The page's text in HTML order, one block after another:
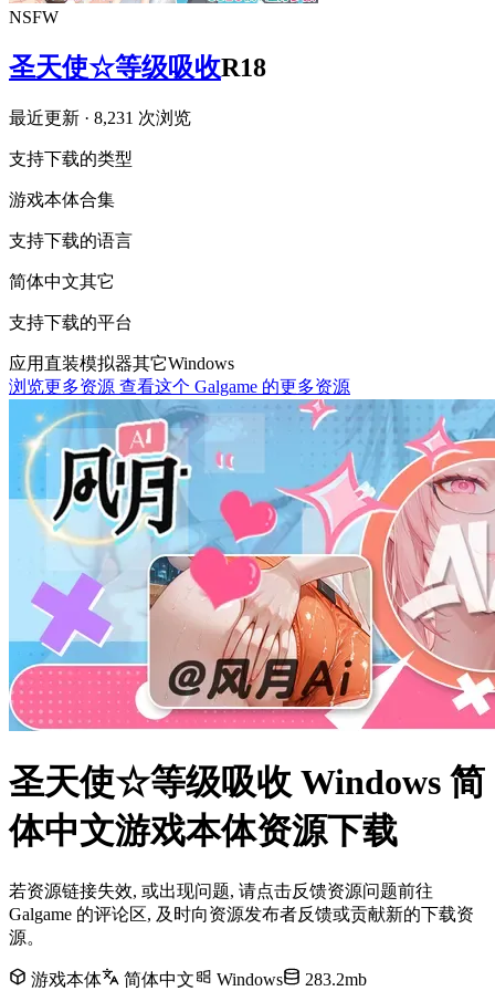
NSFW
圣天使☆等级吸收R18
最近更新 · 8,231 次浏览
支持下载的类型
游戏本体合集
支持下载的语言
简体中文其它
支持下载的平台
应用直装模拟器其它Windows
浏览更多资源 查看这个 Galgame 的更多资源
圣天使☆等级吸收 Windows 简
体中文游戏本体资源下载
若资源链接失效, 或出现问题, 请点击反馈资源问题前往
Galgame 的评论区, 及时向资源发布者反馈或贡献新的下载资
源。
游戏本体 简体中文 Windows 283.2mb